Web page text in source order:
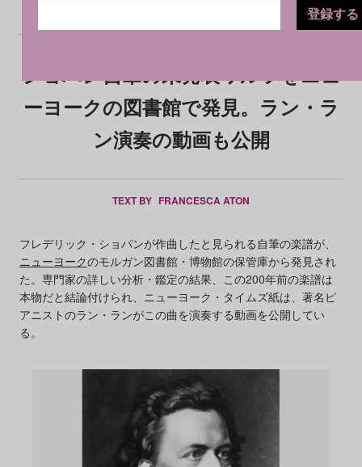
ショパン自筆の未発表ワルツをニュ
ーヨークの図書館で発見。ラン・ラ
ン演奏の動画も公開
TEXT BY FRANCESCA ATON
フレデリック・ショパンが作曲したと見られる自筆の楽譜が、
ニューヨークのモルガン図書館・博物館の保管庫から発見され
た。専門家の詳しい分析・鑑定の結果、この200年前の楽譜は
本物だと結論付けられ、ニューヨーク・タイムズ紙は、著名ピ
アニストのラン・ランがこの曲を演奏する動画を公開してい
る。
登録する